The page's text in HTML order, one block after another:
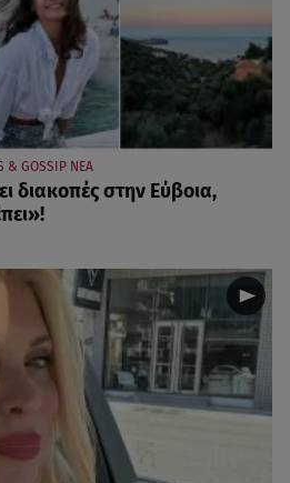
& GOSSIP ΝΕΑ
διακοπές στην Εύβοια,